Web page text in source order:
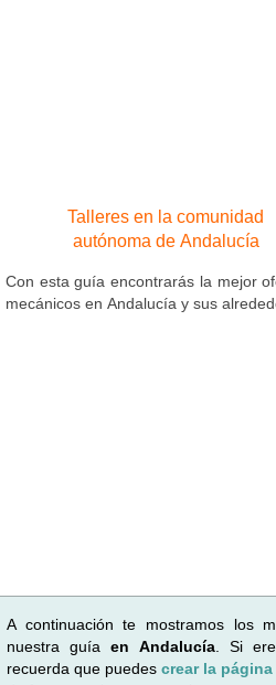
Talleres en la comunidad
autónoma de Andalucía
Con esta guía encontrarás la mejor
mecánicos en Andalucía y sus
A continuación te mostramos los
nuestra guía en Andalucía . Si
recuerda que puedescrear la